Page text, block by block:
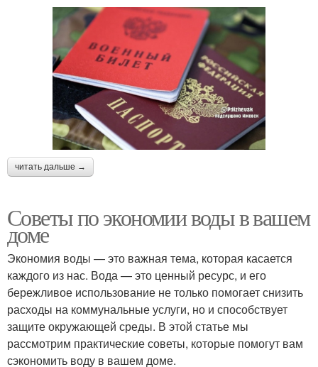
читать дальше →
Советы по экономии воды в вашем
доме
Экономия воды — это важная тема, которая касается
каждого из нас. Вода — это ценный ресурс, и его
бережливое использование не только помогает снизить
расходы на коммунальные услуги, но и способствует
защите окружающей среды. В этой статье мы
рассмотрим практические советы, которые помогут вам
сэкономить воду в вашем доме.